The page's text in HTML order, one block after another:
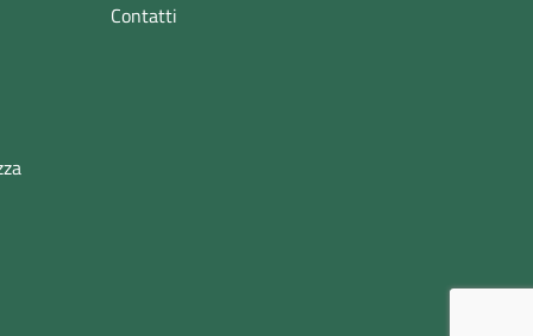
Contatti